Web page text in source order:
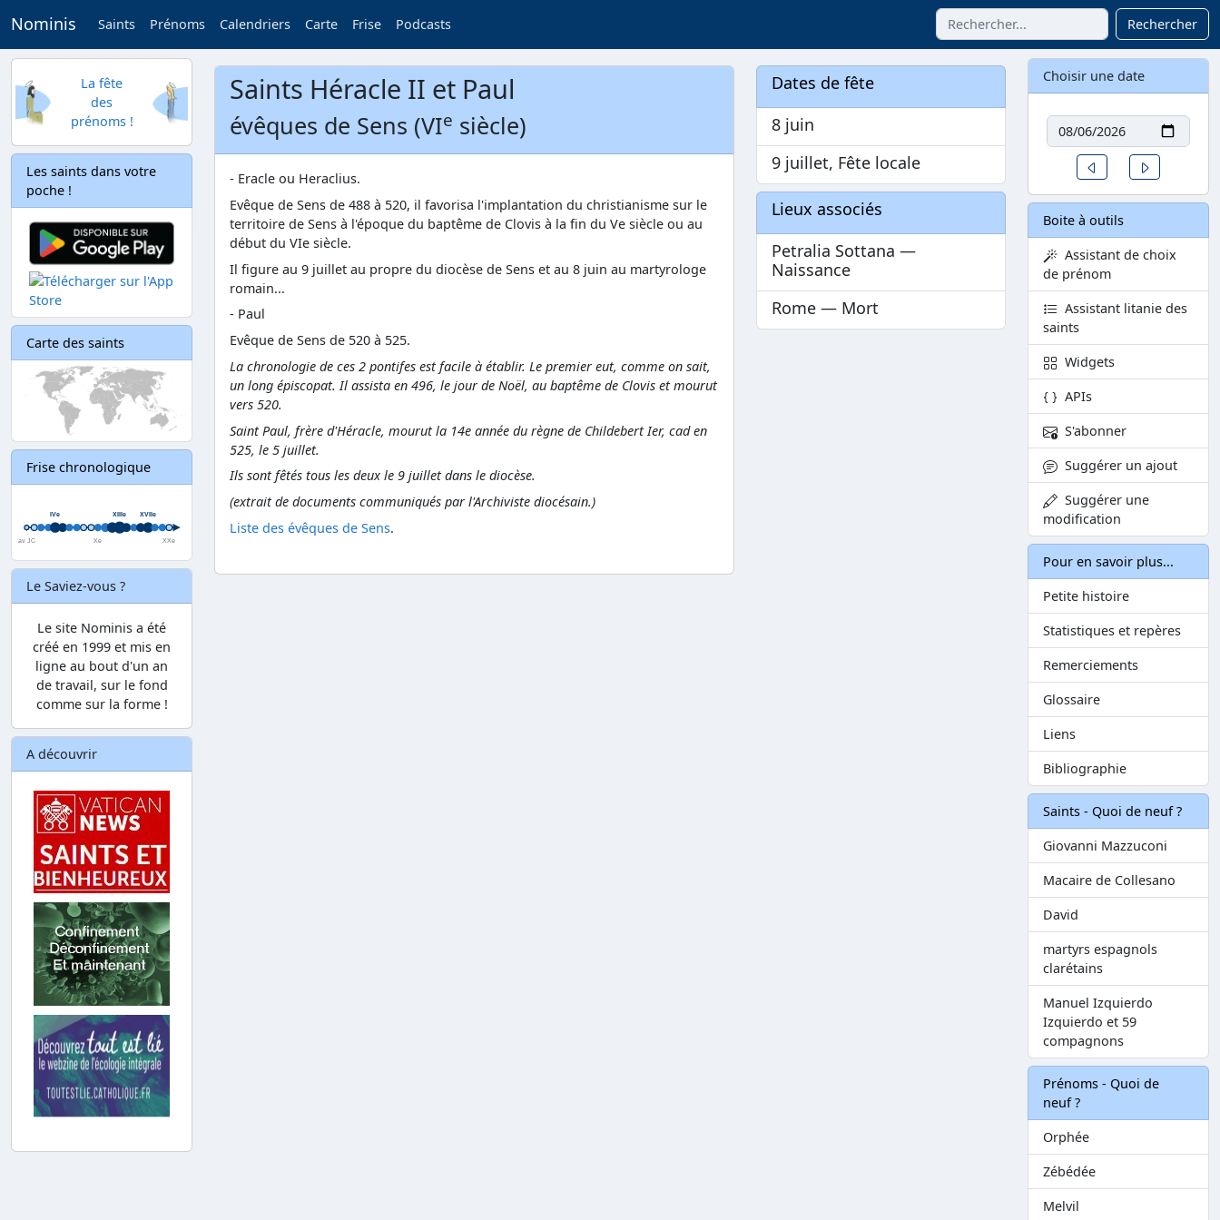
Nominis Saints Prénoms Calendriers Carte Frise Podcasts Rechercher
La fête
des
prénoms !
Les saints dans votre
poche !
Carte des saints
Frise chronologique
Le Saviez-vous ?
Le site Nominis a été
créé en 1999 et mis en
ligne au bout d'un an
de travail, sur le fond
comme sur la forme !
A découvrir
Saints Héracle II et Paul
évêques de Sens (VIe siècle)
- Eracle ou Heraclius.
Evêque de Sens de 488 à 520, il favorisa l'implantation du christianisme sur le
territoire de Sens à l'époque du baptême de Clovis à la fin du Ve siècle ou au
début du VIe siècle.
Il figure au 9 juillet au propre du diocèse de Sens et au 8 juin au martyrologe
romain...
- Paul
Evêque de Sens de 520 à 525.
La chronologie de ces 2 pontifes est facile à établir. Le premier eut, comme on sait,
un long épiscopat. Il assista en 496, le jour de Noël, au baptême de Clovis et mourut
vers 520.
Saint Paul, frère d'Héracle, mourut la 14e année du règne de Childebert Ier, cad en
525, le 5 juillet.
Ils sont fêtés tous les deux le 9 juillet dans le diocèse.
(extrait de documents communiqués par l'Archiviste diocésain.)
Liste des évêques de Sens.
Dates de fête
8 juin
9 juillet, Fête locale
Lieux associés
Petralia Sottana —
Naissance
Rome — Mort
Choisir une date
Date
Un jour avant
Boite à outils
Assistant de choix
de prénom
Assistant litanie des
saints
Widgets
APIs
S'abonner
Suggérer un ajout
Suggérer une
modification
Pour en savoir plus...
Petite histoire
Statistiques et repères
Remerciements
Glossaire
Liens
Bibliographie
Saints - Quoi de neuf ?
Giovanni Mazzuconi
Macaire de Collesano
David
martyrs espagnols
clarétains
Manuel Izquierdo
Izquierdo et 59
compagnons
Prénoms - Quoi de
neuf ?
Orphée
Zébédée
Melvil